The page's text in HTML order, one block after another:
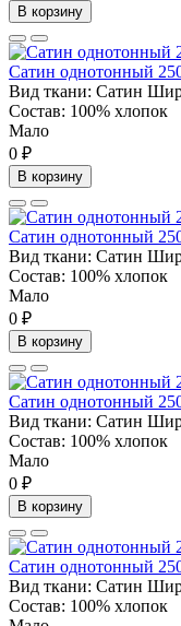
В корзину
Сатин однотонный
Вид ткани: Сатин
Состав: 100% хлопок
Мало
0 ₽
В корзину
Сатин однотонный
Вид ткани: Сатин
Состав: 100% хлопок
Мало
0 ₽
В корзину
Сатин однотонный
Вид ткани: Сатин
Состав: 100% хлопок
Мало
0 ₽
В корзину
Сатин однотонный
Вид ткани: Сатин
Состав: 100% хлопок